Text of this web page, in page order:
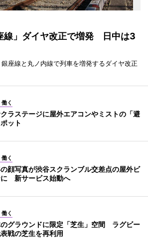
線」ダイヤ改正で増発 日中は3
座線と丸ノ内線で列車を増発するダイヤ改正
く
ラステージに屋外エアコンやミストの「避
ット
く
顔写真が渋谷スクランブル交差点の屋外ビ
に 新サービス始動へ
く
グラウンドに限定「芝生」空間 ラグビー
戦の芝生を再利用